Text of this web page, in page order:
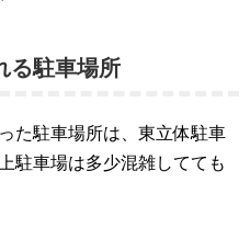
る駐車場所
た駐車場所は、東立体駐車
駐車場は多少混雑してても